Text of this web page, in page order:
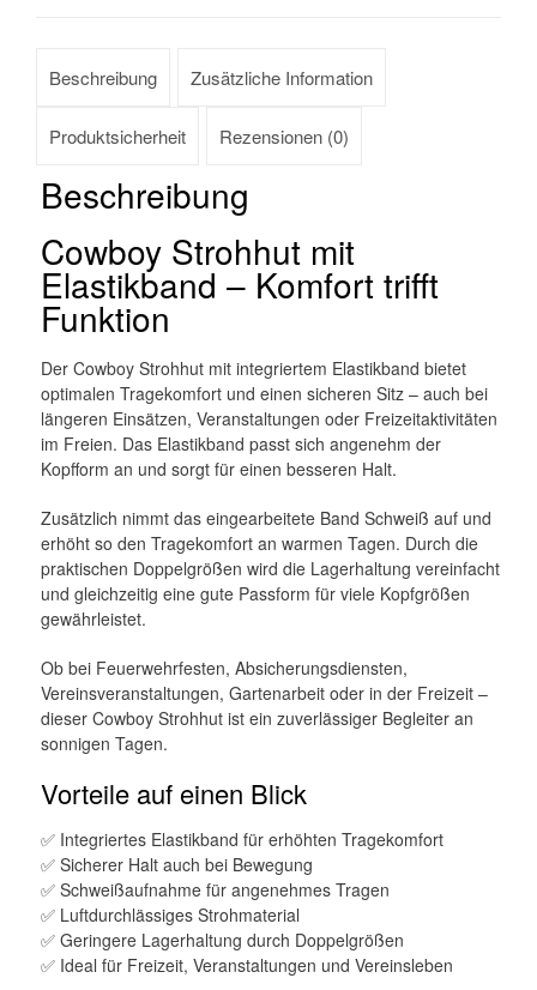
Beschreibung Zusätzliche Information
Produktsicherheit Rezensionen (0)
Beschreibung
Cowboy Strohhut mit
Elastikband – Komfort trifft
Funktion
Der Cowboy Strohhut mit integriertem Elastikband bietet
optimalen Tragekomfort und einen sicheren Sitz – auch bei
längeren Einsätzen, Veranstaltungen oder Freizeitaktivitäten
im Freien. Das Elastikband passt sich angenehm der
Kopfform an und sorgt für einen besseren Halt.
Zusätzlich nimmt das eingearbeitete Band Schweiß auf und
erhöht so den Tragekomfort an warmen Tagen. Durch die
praktischen Doppelgrößen wird die Lagerhaltung vereinfacht
und gleichzeitig eine gute Passform für viele Kopfgrößen
gewährleistet.
Ob bei Feuerwehrfesten, Absicherungsdiensten,
Vereinsveranstaltungen, Gartenarbeit oder in der Freizeit –
dieser Cowboy Strohhut ist ein zuverlässiger Begleiter an
sonnigen Tagen.
Vorteile auf einen Blick
✅ Integriertes Elastikband für erhöhten Tragekomfort
✅ Sicherer Halt auch bei Bewegung
✅ Schweißaufnahme für angenehmes Tragen
✅ Luftdurchlässiges Strohmaterial
✅ Geringere Lagerhaltung durch Doppelgrößen
✅ Ideal für Freizeit, Veranstaltungen und Vereinsleben